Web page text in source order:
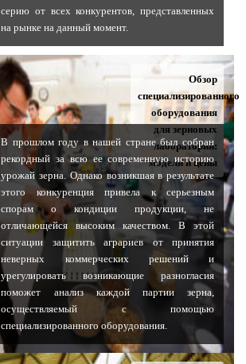
серию от всех конкурентов, представленных
на рынке на данный момент.
Обзор
специализированного
оборудования
для зерновых
лабораторий:
модели и цены
В прошлом году в нашей стране был собран
рекордный за всю ее современную историю
урожай зерна. Однако возникшая в результате
этого конкуренция привела к серьезным
спорам о кондиции продукции, не
отличающейся высоким качеством. В этой
ситуации защитить аграриев от принятия
неверных коммерческих решений и
урегулировать возникающие разногласия
поможет анализ каждой партии зерна,
осуществляемый с помощью
специализированного оборудования.